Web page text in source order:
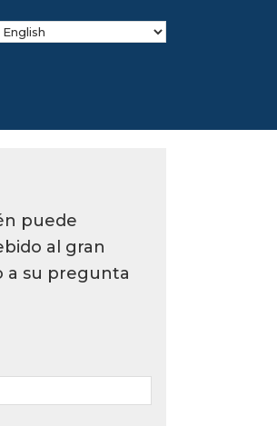
puede
al gran
a su pregunta